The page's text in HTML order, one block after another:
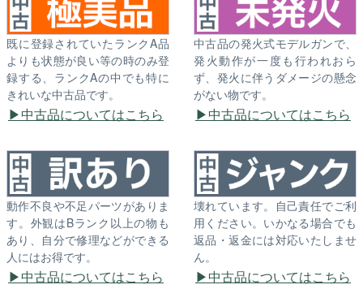
既に登録されていたランクA品
よりも状態が良い等の時のみ登
録する、ランクAの中でも特に
きれいな中古品です。
中古品についてはこちら
中古品の発火式モデルガンで、
発火動作が一度も行われおら
ず、発火に伴うダメージの懸念
がない物です。
中古品についてはこちら
動作不良や不足パーツがありま
す。外観はBランク以上の物も
あり、自分で修理などができる
人にはお得です。
中古品についてはこちら
壊れています。自己責任でご利
用ください。いかなる場合でも
返品・返金には対応いたしませ
ん。
中古品についてはこちら